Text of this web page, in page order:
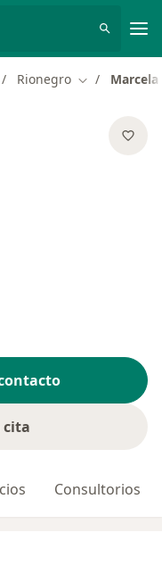
Rionegro Cambiar de
cita
Consultorios